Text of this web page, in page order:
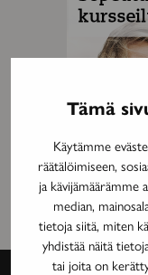
Tämä
Käytämme
räätälöimiseen,
ja kävijämäärämme
median,
tietoja siitä, miten
yhdistää näitä
tai joita on